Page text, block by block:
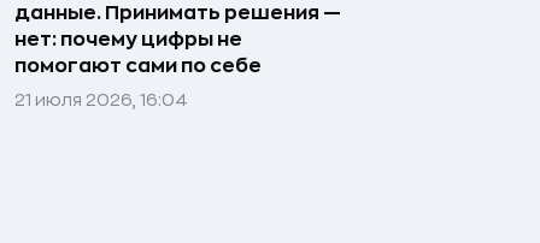
данные. Принимать решения —
нет: почему цифры не
помогают сами по себе
21 июля 2026, 16:04